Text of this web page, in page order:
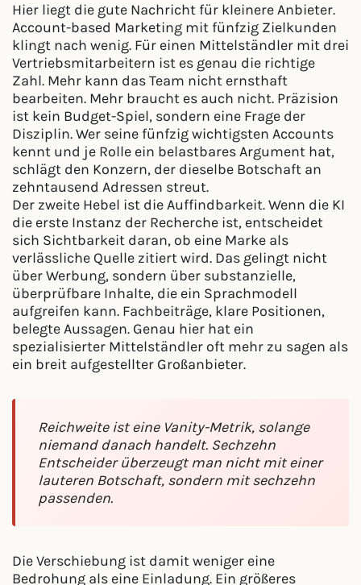
Hier liegt die gute Nachricht für kleinere Anbieter.
Account-based Marketing mit fünfzig Zielkunden
klingt nach wenig. Für einen Mittelständler mit drei
Vertriebsmitarbeitern ist es genau die richtige
Zahl. Mehr kann das Team nicht ernsthaft
bearbeiten. Mehr braucht es auch nicht. Präzision
ist kein Budget-Spiel, sondern eine Frage der
Disziplin. Wer seine fünfzig wichtigsten Accounts
kennt und je Rolle ein belastbares Argument hat,
schlägt den Konzern, der dieselbe Botschaft an
zehntausend Adressen streut.
Der zweite Hebel ist die Auffindbarkeit. Wenn die KI
die erste Instanz der Recherche ist, entscheidet
sich Sichtbarkeit daran, ob eine Marke als
verlässliche Quelle zitiert wird. Das gelingt nicht
über Werbung, sondern über substanzielle,
überprüfbare Inhalte, die ein Sprachmodell
aufgreifen kann. Fachbeiträge, klare Positionen,
belegte Aussagen. Genau hier hat ein
spezialisierter Mittelständler oft mehr zu sagen als
ein breit aufgestellter Großanbieter.
Reichweite ist eine Vanity-Metrik, solange
niemand danach handelt. Sechzehn
Entscheider überzeugt man nicht mit einer
lauteren Botschaft, sondern mit sechzehn
passenden.
Die Verschiebung ist damit weniger eine
Bedrohung als eine Einladung. Ein größeres